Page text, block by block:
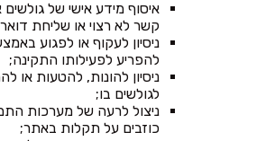
איסוף מידע אישי של
קשר לא רצוי או שליחת
ניסיון לעקוף או לפגוע
להפריע לפעילותו התקינה;
ניסיון להונות, להטעות או
לגולשים בו;
ניצול לרעה של מערכות
כוזבים על תקלות באתר;